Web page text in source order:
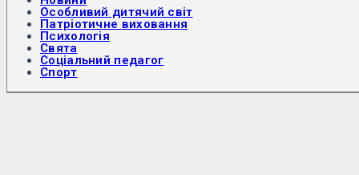
Особливий дитячий світ
Патріотичне виховання
Психологія
Свята
Соціальний педагог
Спорт